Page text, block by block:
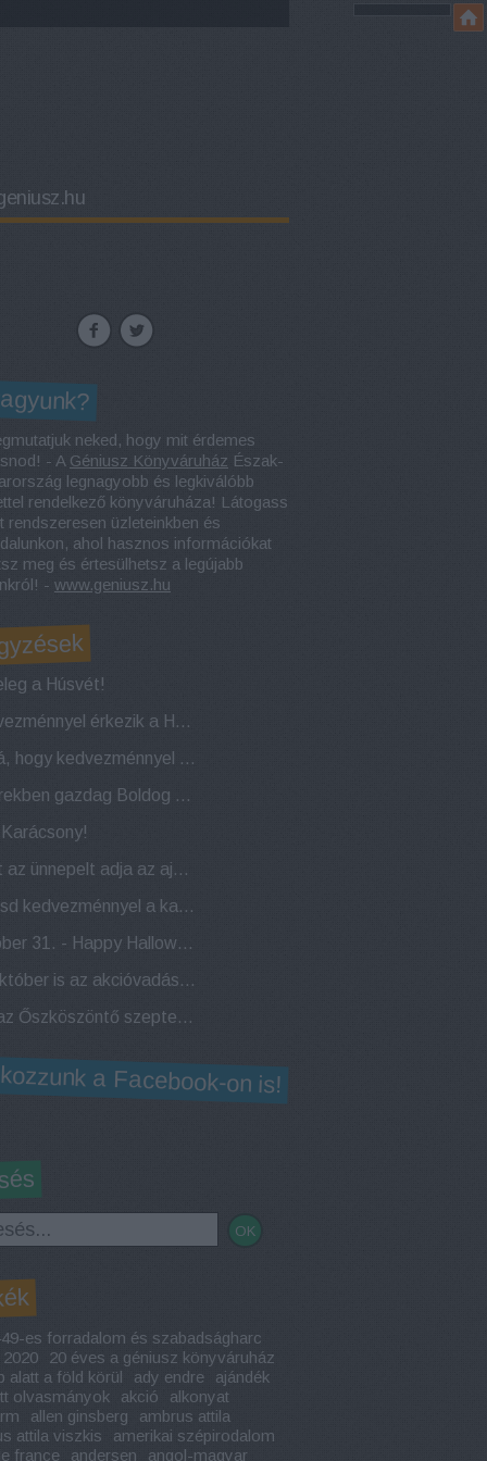
neked, hogy mit érdemes
- A Géniusz Könyváruház Észak-
legnagyobb és legkiválóbb
rendelkező könyváruháza! Látogass
rendszeresen üzleteinkben és
ahol hasznos információkat
meg és értesülhetsz a legújabb
- www.geniusz.hu
a Húsvét!
Kedvezménnyel érkezik a Húsvéti nyuszi!
Naná, hogy kedvezménnyel indítjuk az évet!
Sikerekben gazdag Boldog Új Évet kívánunk!
Most az ünnepelt adja az ajándékot! 22 éves a Géniusz Könyváruház!
Indítsd kedvezménnyel a karácsonyi készülődést!
Október 31. - Happy Halloween!
Az október is az akcióvadászattól hangos! Elstartolt az Októberi Géniusz Napok!
Jön az Őszköszöntő szeptemberi Géniusz Napok a miskolci és ózdi Géniusz Könyváruházban!
a Facebook-on is!
es forradalom és szabadságharc
2020
20 éves a géniusz könyváruház
alatt a föld körül
ady endre
ajándék
olvasmányok
akció
alkonyat
allen ginsberg
ambrus attila
attila viszkis
amerikai szépirodalom
france
andersen
angol-magyar